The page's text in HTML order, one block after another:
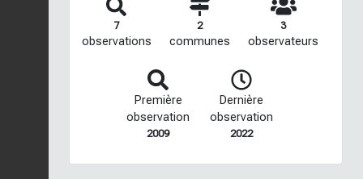
7
observations
2
communes
3
observateurs
Première
observation
2009
Dernière
observation
2022